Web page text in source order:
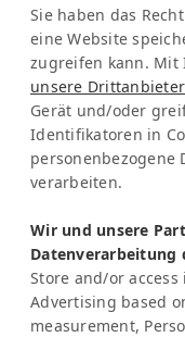
c/o DMC Systems SA
Sabana Sur, Calle 66
Edificio ARA Tours
10108 San José
Costa Rica
Vertretung Europa:
Frau Katrin Schmitz
Tel: +49-221-
SERVICE
Frequently Asked
Latinconnect
Sie haben das
eine Website
zugreifen kann. Mit
unsere
Gerät und/oder
Identifikatoren in
personenbezogene
verarbeiten.
Wir und unsere
Datenverarbeitung
Store and/or
Advertising based
measurement,